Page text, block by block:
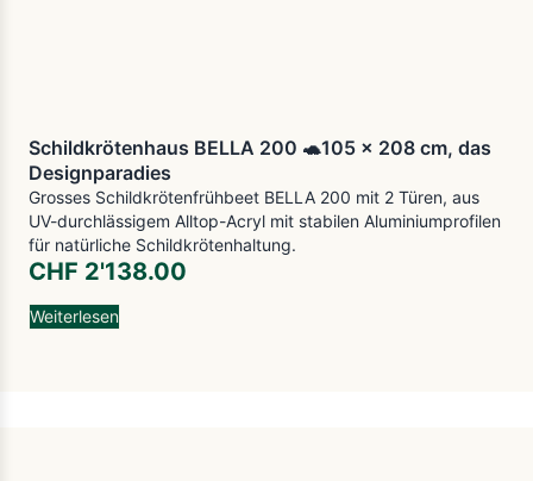
Schildkrötenhaus BELLA 200 🐢105 x 208 cm, das
Designparadies
Grosses Schildkrötenfrühbeet BELLA 200 mit 2 Türen, aus
UV-durchlässigem Alltop-Acryl mit stabilen Aluminiumprofilen
für natürliche Schildkrötenhaltung.
CHF 2'138.00
Weiterlesen